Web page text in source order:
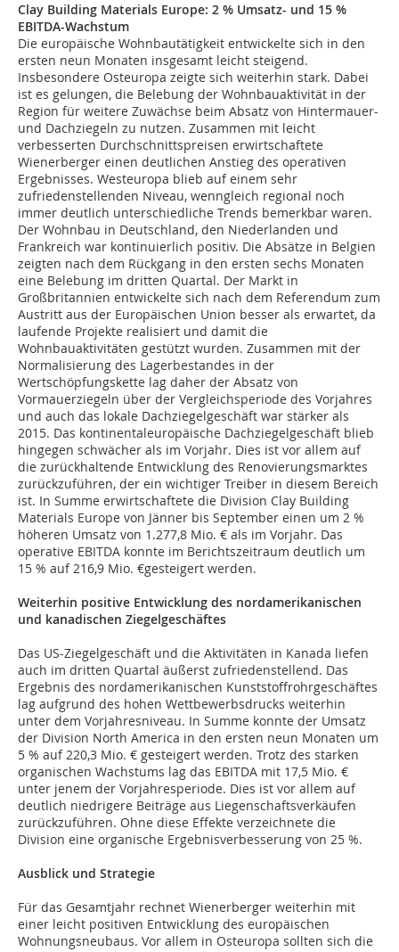
Clay Building Materials Europe: 2 % Umsatz- und 15 %
EBITDA-Wachstum
Die europäische Wohnbautätigkeit entwickelte sich in den
ersten neun Monaten insgesamt leicht steigend.
Insbesondere Osteuropa zeigte sich weiterhin stark. Dabei
ist es gelungen, die Belebung der Wohnbauaktivität in der
Region für weitere Zuwächse beim Absatz von Hintermauer-
und Dachziegeln zu nutzen. Zusammen mit leicht
verbesserten Durchschnittspreisen erwirtschaftete
Wienerberger einen deutlichen Anstieg des operativen
Ergebnisses. Westeuropa blieb auf einem sehr
zufriedenstellenden Niveau, wenngleich regional noch
immer deutlich unterschiedliche Trends bemerkbar waren.
Der Wohnbau in Deutschland, den Niederlanden und
Frankreich war kontinuierlich positiv. Die Absätze in Belgien
zeigten nach dem Rückgang in den ersten sechs Monaten
eine Belebung im dritten Quartal. Der Markt in
Großbritannien entwickelte sich nach dem Referendum zum
Austritt aus der Europäischen Union besser als erwartet, da
laufende Projekte realisiert und damit die
Wohnbauaktivitäten gestützt wurden. Zusammen mit der
Normalisierung des Lagerbestandes in der
Wertschöpfungskette lag daher der Absatz von
Vormauerziegeln über der Vergleichsperiode des Vorjahres
und auch das lokale Dachziegelgeschäft war stärker als
2015. Das kontinentaleuropäische Dachziegelgeschäft blieb
hingegen schwächer als im Vorjahr. Dies ist vor allem auf
die zurückhaltende Entwicklung des Renovierungsmarktes
zurückzuführen, der ein wichtiger Treiber in diesem Bereich
ist. In Summe erwirtschaftete die Division Clay Building
Materials Europe von Jänner bis September einen um 2 %
höheren Umsatz von 1.277,8 Mio. € als im Vorjahr. Das
operative EBITDA konnte im Berichtszeitraum deutlich um
15 % auf 216,9 Mio. €gesteigert werden.
Weiterhin positive Entwicklung des nordamerikanischen
und kanadischen Ziegelgeschäftes
Das US-Ziegelgeschäft und die Aktivitäten in Kanada liefen
auch im dritten Quartal äußerst zufriedenstellend. Das
Ergebnis des nordamerikanischen Kunststoffrohrgeschäftes
lag aufgrund des hohen Wettbewerbsdrucks weiterhin
unter dem Vorjahresniveau. In Summe konnte der Umsatz
der Division North America in den ersten neun Monaten um
5 % auf 220,3 Mio. € gesteigert werden. Trotz des starken
organischen Wachstums lag das EBITDA mit 17,5 Mio. €
unter jenem der Vorjahresperiode. Dies ist vor allem auf
deutlich niedrigere Beiträge aus Liegenschaftsverkäufen
zurückzuführen. Ohne diese Effekte verzeichnete die
Division eine organische Ergebnisverbesserung von 25 %.
Ausblick und Strategie
Für das Gesamtjahr rechnet Wienerberger weiterhin mit
einer leicht positiven Entwicklung des europäischen
Wohnungsneubaus. Vor allem in Osteuropa sollten sich die